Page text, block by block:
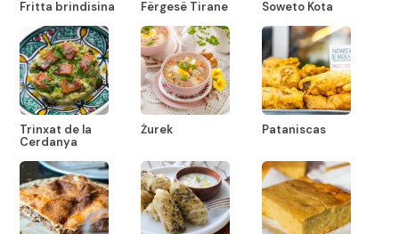
Fritta brindisina Fërgesë Tirane Soweto Kota
Trinxat de la
Cerdanya
Żurek Pataniscas